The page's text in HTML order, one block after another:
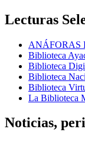
Lecturas
ANÁFORAS
Biblioteca
Biblioteca
Biblioteca
Biblioteca
La Biblioteca
Noticias,